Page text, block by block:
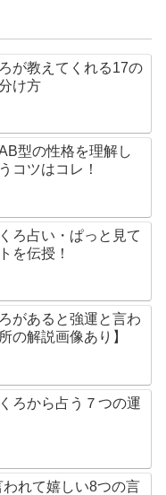
が教えてくれる17の
け方
型の性格を理解し
コツはコレ！
ろ占い・ぱっと見て
を伝授！
があると強運と言わ
の解説画像あり】
ろから占う７つの運
れて嬉しい8つの言